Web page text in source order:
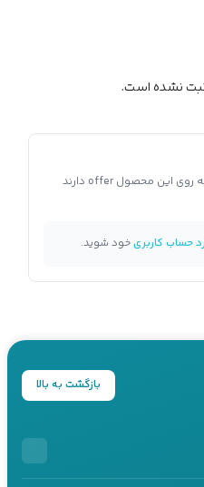
نشده است.
سوال شما برای تمام فروشندگانی که روی این محصول offer دارند
حساب کاربریخود شوید.
بازگشت به بالا